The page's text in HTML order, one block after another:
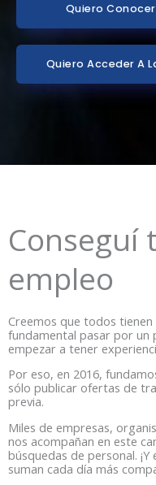
Quiero
Quiero Acceder A
Conseguí
empleo
Creemos que todos
fundamental pasar por un
empezar a tener
Por eso, en 2016,
sólo publicar ofertas de
previa.
Miles de empresas,
nos acompañan en este
búsquedas de personal.
suman cada día más